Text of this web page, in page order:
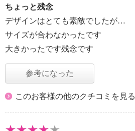
ちょっと残念
デザインはとても素敵でしたが…
サイズが合わなかったです
大きかったです残念です
参考になった
このお客様の他のクチコミを見る